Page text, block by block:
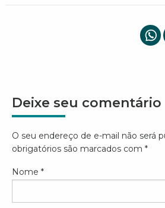
Deixe seu comentário
O seu endereço de e-mail não será
obrigatórios são marcados com *
Nome *